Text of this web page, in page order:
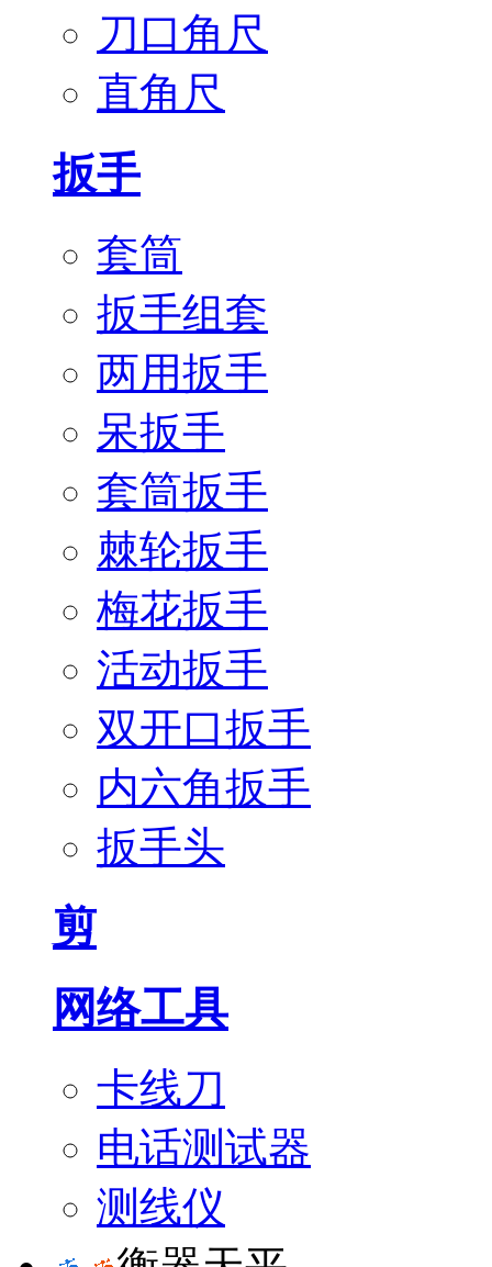
刀口角尺
直角尺
扳手
套筒
扳手组套
两用扳手
呆扳手
套筒扳手
棘轮扳手
梅花扳手
活动扳手
双开口扳手
内六角扳手
扳手头
剪
网络工具
卡线刀
电话测试器
测线仪